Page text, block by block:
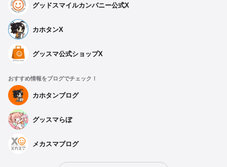
グッドスマイルカンパニー公式X
カホタンX
グッスマ公式ショップX
おすすめ情報をブログでチェック！
カホタンブログ
グッスマらぼ
メカスマブログ